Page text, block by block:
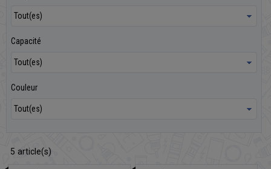
Capacité
Couleur
5 article(s)